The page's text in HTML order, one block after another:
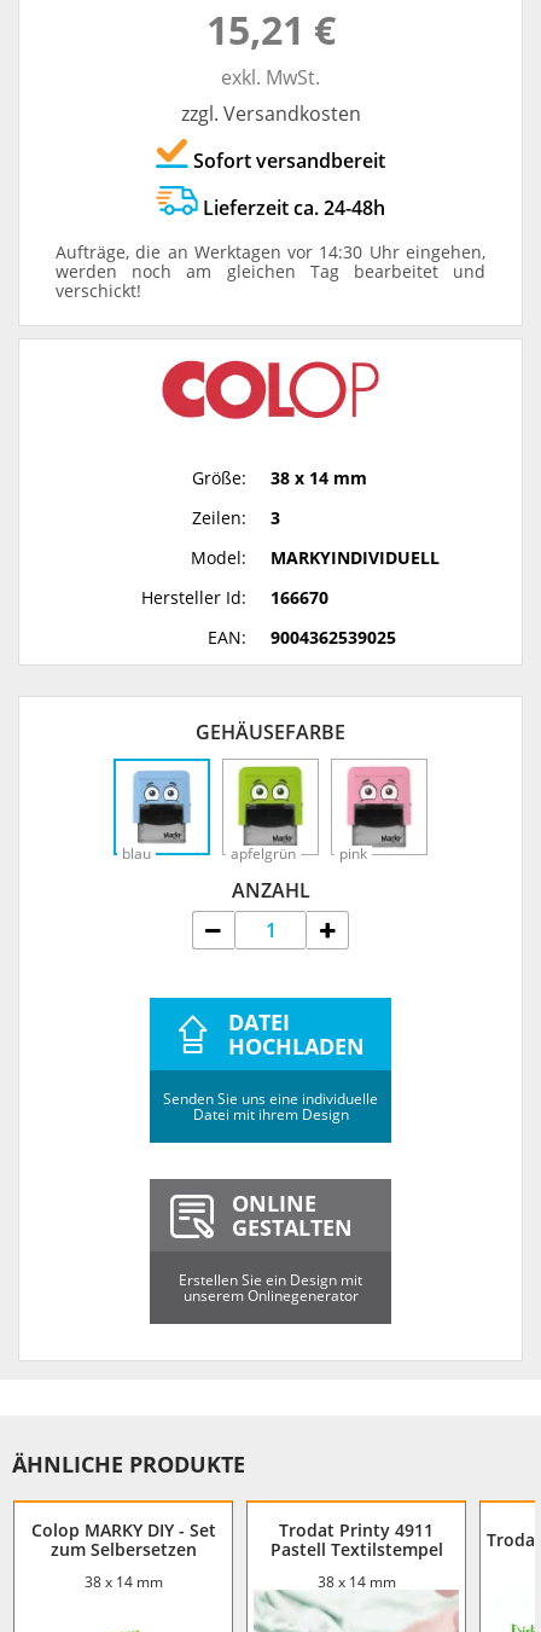
15,21 €
exkl. MwSt.
zzgl. Versandkosten
Sofort versandbereit
Lieferzeit ca. 24-48h
Aufträge, die an Werktagen vor 14:30 Uhr eingehen,
werden noch am gleichen Tag bearbeitet und
verschickt!
Größe:
38 x 14 mm
Zeilen:
3
Model:
MARKYINDIVIDUELL
Hersteller Id:
166670
EAN:
9004362539025
GEHÄUSEFARBE
blau apfelgrün pink
ANZAHL
DATEI
HOCHLADEN
Senden Sie uns eine individuelle
Datei mit ihrem Design
ONLINE
GESTALTEN
Erstellen Sie ein Design mit
unserem Onlinegenerator
ÄHNLICHE PRODUKTE
Colop MARKY DIY - Set
zum Selbersetzen
38 x 14 mm
Trodat Printy 4911
Pastell Textilstempel
38 x 14 mm